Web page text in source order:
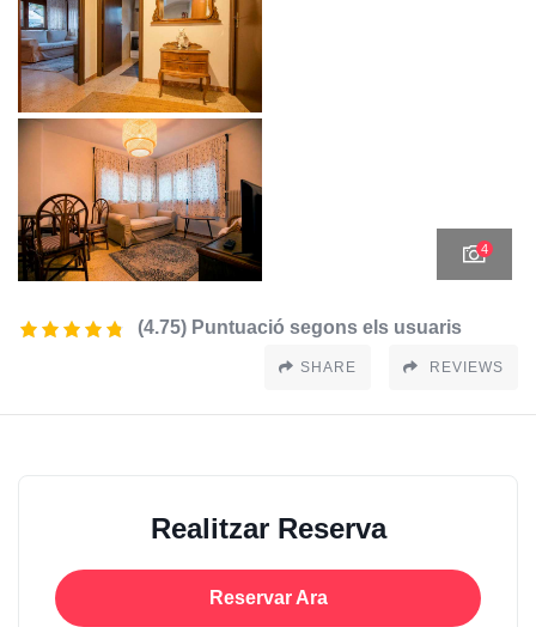
4
(4.75) Puntuació segons els usuaris
SHARE REVIEWS
Realitzar Reserva
Reservar Ara